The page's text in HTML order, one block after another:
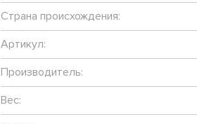
Страна происхождения:
Артикул:
Производитель:
Вес: